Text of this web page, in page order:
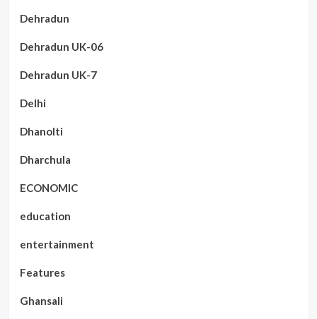
Dehradun
Dehradun UK-06
Dehradun UK-7
Delhi
Dhanolti
Dharchula
ECONOMIC
education
entertainment
Features
Ghansali